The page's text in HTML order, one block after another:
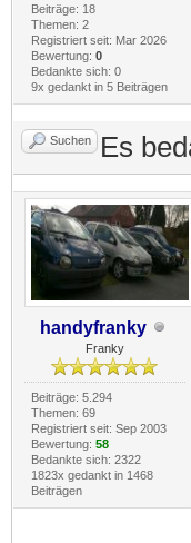
Beiträge: 18
Themen: 2
Registriert seit: Mar 2026
Bewertung: 0
Bedankte sich: 0
9x gedankt in 5 Beiträgen
Suchen Es
handyfranky
Franky
Beiträge: 5.294
Themen: 69
Registriert seit: Sep 2003
Bewertung: 58
Bedankte sich: 2322
1823x gedankt in 1468
Beiträgen